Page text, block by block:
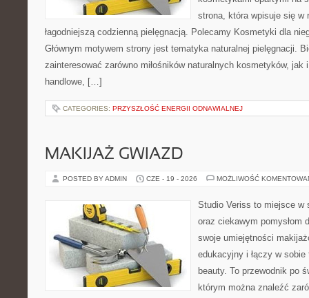
strona, która wpisuje się w
łagodniejszą codzienną pielęgnacją. Polecamy Kosmetyki dla
Głównym motywem strony jest tematyka naturalnej pielęgnacji.
zainteresować zarówno miłośników naturalnych kosmetyków, jak
handlowe, […]
CATEGORIES: PRZYSZŁOŚĆ ENERGII ODNAWIALNEJ
MAKIJAŻ GWIAZD
POSTED BY ADMIN CZE - 19 - 2026 MOŻLIWOŚĆ
Studio Veriss to miejsce w
oraz ciekawym pomysłom
swoje umiejętności
edukacyjny i łączy w
beauty. To przewodnik po
którym można znaleźć